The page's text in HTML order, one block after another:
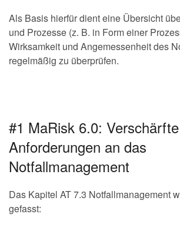
Als Basis hierfür dient eine Übersicht
und Prozesse (z. B. in Form einer
Wirksamkeit und Angemessenheit des
regelmäßig zu überprüfen.
#1 MaRisk 6.0: Verschärfte
Anforderungen an das
Notfallmanagement
Das Kapitel AT 7.3 Notfallmanagement
gefasst: